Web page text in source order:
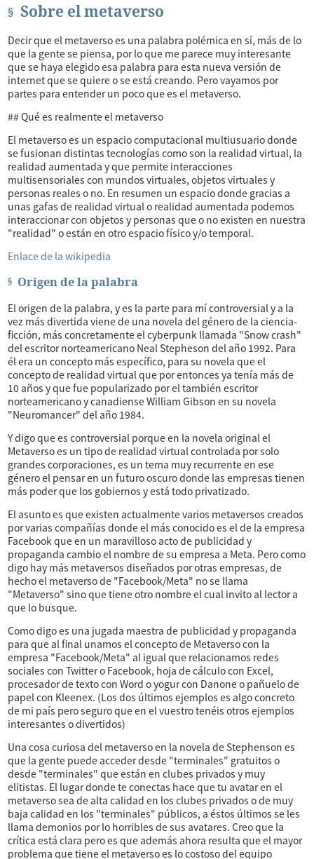
Sobre el metaverso
Decir que el metaverso es una palabra polémica en sí, más de lo
que la gente se piensa, por lo que me parece muy interesante
que se haya elegido esa palabra para esta nueva versión de
internet que se quiere o se está creando. Pero vayamos por
partes para entender un poco que es el metaverso.
## Qué es realmente el metaverso
El metaverso es un espacio computacional multiusuario donde
se fusionan distintas tecnologías como son la realidad virtual, la
realidad aumentada y que permite interacciones
multisensoriales con mundos virtuales, objetos virtuales y
personas reales o no. En resumen un espacio donde gracias a
unas gafas de realidad virtual o realidad aumentada podemos
interaccionar con objetos y personas que o no existen en nuestra
"realidad" o están en otro espacio físico y/o temporal.
Enlace de la wikipedia
Origen de la palabra
El origen de la palabra, y es la parte para mí controversial y a la
vez más divertida viene de una novela del género de la ciencia-
ficción, más concretamente el cyberpunk llamada "Snow crash"
del escritor norteamericano Neal Stepheson del año 1992. Para
él era un concepto más específico, para su novela que el
concepto de realidad virtual que por entonces ya tenía más de
10 años y que fue popularizado por el también escritor
norteamericano y canadiense William Gibson en su novela
"Neuromancer" del año 1984.
Y digo que es controversial porque en la novela original el
Metaverso es un tipo de realidad virtual controlada por solo
grandes corporaciones, es un tema muy recurrente en ese
género el pensar en un futuro oscuro donde las empresas tienen
más poder que los gobiernos y está todo privatizado.
El asunto es que existen actualmente varios metaversos creados
por varias compañías donde el más conocido es el de la empresa
Facebook que en un maravilloso acto de publicidad y
propaganda cambio el nombre de su empresa a Meta. Pero como
digo hay más metaversos diseñados por otras empresas, de
hecho el metaverso de "Facebook/Meta" no se llama
"Metaverso" sino que tiene otro nombre el cual invito al lector a
que lo busque.
Como digo es una jugada maestra de publicidad y propaganda
para que al final unamos el concepto de Metaverso con la
empresa "Facebook/Meta" al igual que relacionamos redes
sociales con Twitter o Facebook, hoja de cálculo con Excel,
procesador de texto con Word o yogur con Danone o pañuelo de
papel con Kleenex. (Los dos últimos ejemplos es algo concreto
de mi país pero seguro que en el vuestro tenéis otros ejemplos
interesantes o divertidos)
Una cosa curiosa del metaverso en la novela de Stephenson es
que la gente puede acceder desde "terminales" gratuitos o
desde "terminales" que están en clubes privados y muy
elitistas. El lugar donde te conectas hace que tu avatar en el
metaverso sea de alta calidad en los clubes privados o de muy
baja calidad en los "terminales" públicos, a éstos últimos se les
llama demonios por lo horribles de sus avatares. Creo que la
crítica está clara pero es que además ahora resulta que el mayor
problema que tiene el metaverso es lo costoso del equipo